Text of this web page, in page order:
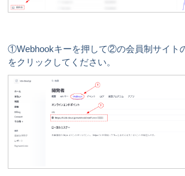
①Webhookキーを押して②の会員制サイト
をクリックしてください。